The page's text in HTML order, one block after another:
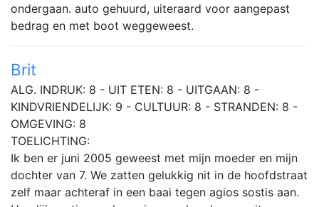
ondergaan. auto gehuurd, uiteraard voor aangepast
bedrag en met boot weggeweest.
Brit
ALG. INDRUK: 8 - UIT ETEN: 8 - UITGAAN: 8 -
KINDVRIENDELIJK: 9 - CULTUUR: 8 - STRANDEN: 8 -
OMGEVING: 8
TOELICHTING:
Ik ben er juni 2005 geweest met mijn moeder en mijn
dochter van 7. We zatten gelukkig nit in de hoofdstraat
zelf maar achteraf in een baai tegen agios sostis aan.